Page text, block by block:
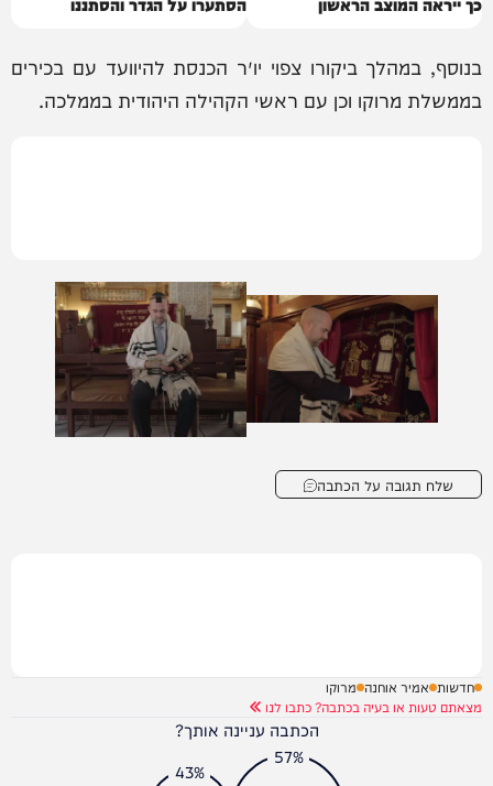
בנוסף, במהלך ביקורו צפוי יו״ר הכנסת להיוועד עם בכירים
בממשלת מרוקו וכן עם ראשי הקהילה היהודית בממלכה.
שלח תגובה על הכתבה
חדשות אמיר אוחנה מרוקו
מצאתם טעות או בעיה בכתבה? כתבו לנו
הכתבה עניינה אותך?
57%
43%